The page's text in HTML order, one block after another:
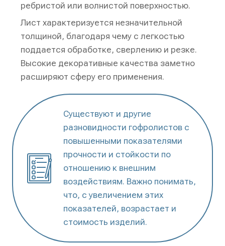
ребристой или волнистой поверхностью.
Лист характеризуется незначительной
толщиной, благодаря чему с легкостью
поддается обработке, сверлению и резке.
Высокие декоративные качества заметно
расширяют сферу его применения.
Существуют и другие
разновидности гофролистов с
повышенными показателями
прочности и стойкости по
отношению к внешним
воздействиям. Важно понимать,
что, с увеличением этих
показателей, возрастает и
стоимость изделий.